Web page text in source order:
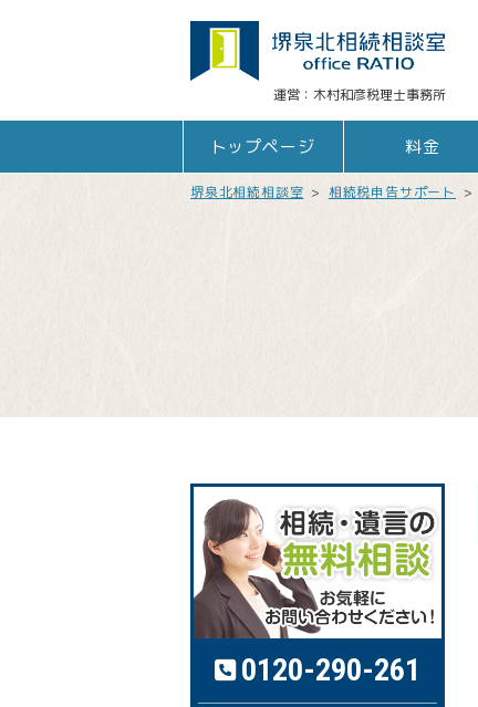
木村和彦税理士事務所
トップページ 料金
堺泉北相続相談室 > 相続税申告サポート >
0120-290-261